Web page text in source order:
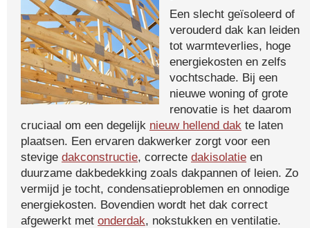
Een slecht geïsoleerd of
verouderd dak kan leiden
tot warmteverlies, hoge
energiekosten en zelfs
vochtschade. Bij een
nieuwe woning of grote
renovatie is het daarom
cruciaal om een degelijk nieuw hellend dak te laten
plaatsen. Een ervaren dakwerker zorgt voor een
stevige dakconstructie, correcte dakisolatie en
duurzame dakbedekking zoals dakpannen of leien. Zo
vermijd je tocht, condensatieproblemen en onnodige
energiekosten. Bovendien wordt het dak correct
afgewerkt met onderdak, nokstukken en ventilatie.